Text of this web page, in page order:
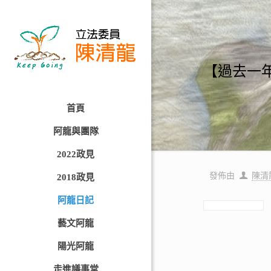
首頁
阿龍與團隊
2022政見
2018政見
阿龍日記
藝文阿龍
陽光阿龍
【過去一
發佈由 陳